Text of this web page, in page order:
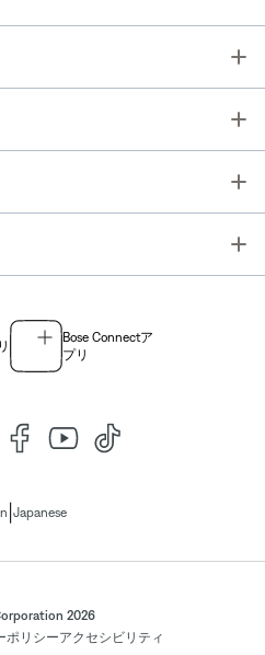
Bose Connectア
プリ
Japanese
2026
ポリシーアクセシビリティ